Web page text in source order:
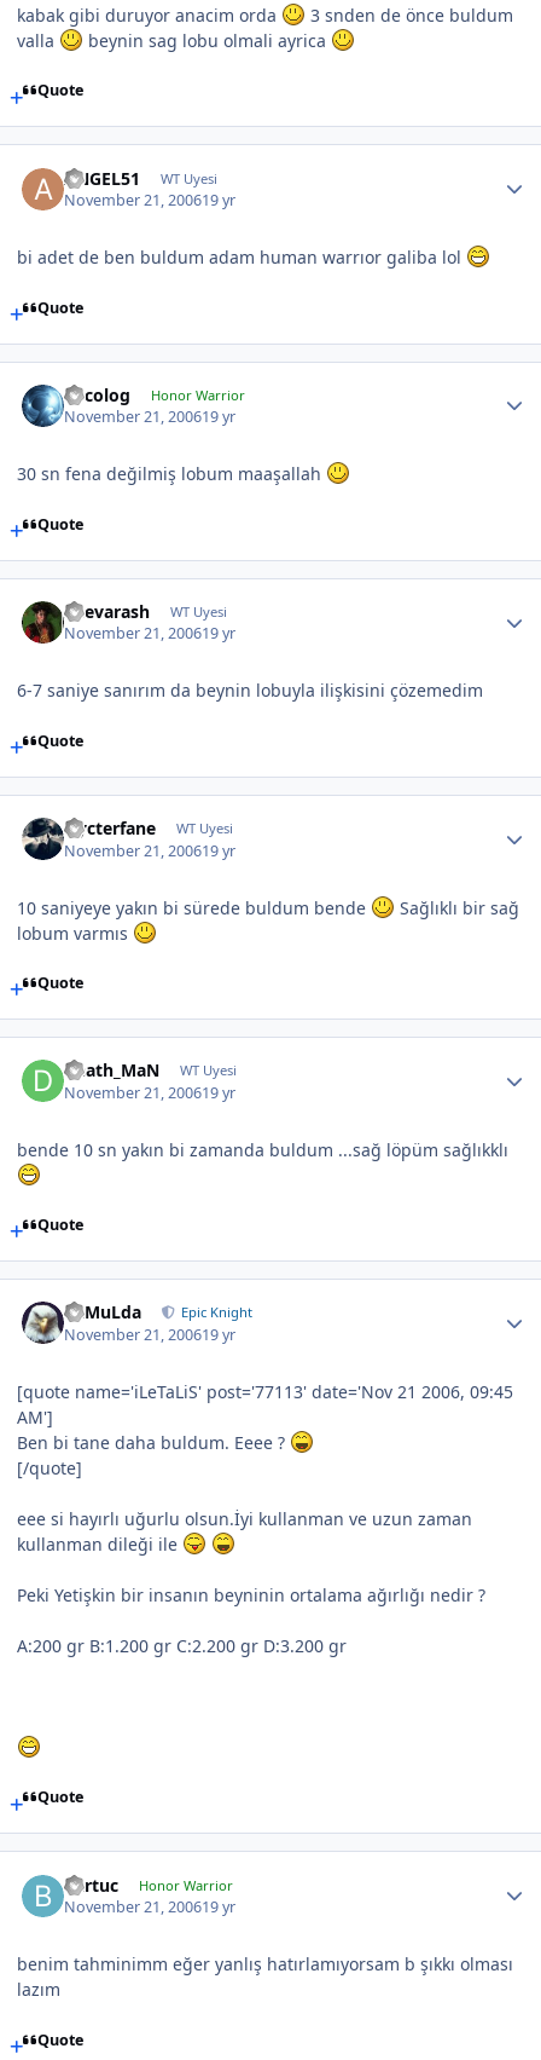
kabak gibi duruyor anacim orda
3 snden de önce buldum
valla
beynin sag lobu olmali ayrica
Quote
ANGEL51 WT Uyesi
November 21, 200619 yr
bi adet de ben buldum adam human warrıor galiba lol
Quote
Orcolog Honor Warrior
November 21, 200619 yr
30 sn fena değilmiş lobum maaşallah
Quote
Shevarash WT Uyesi
November 21, 200619 yr
6-7 saniye sanırım da beynin lobuyla ilişkisini çözemedim
Quote
Nycterfane WT Uyesi
November 21, 200619 yr
10 saniyeye yakın bi sürede buldum bende
Sağlıklı bir sağ
lobum varmıs
Quote
Death_MaN WT Uyesi
November 21, 200619 yr
bende 10 sn yakın bi zamanda buldum ...sağ löpüm sağlıkklı
Quote
RaMuLda Epic Knight
November 21, 200619 yr
[quote name='iLeTaLiS' post='77113' date='Nov 21 2006, 09:45
AM']
Ben bi tane daha buldum. Eeee ?
[/quote]
eee si hayırlı uğurlu olsun.İyi kullanman ve uzun zaman
kullanman dileği ile
Peki Yetişkin bir insanın beyninin ortalama ağırlığı nedir ?
A:200 gr B:1.200 gr C:2.200 gr D:3.200 gr
Quote
Bartuc Honor Warrior
November 21, 200619 yr
benim tahminimm eğer yanlış hatırlamıyorsam b şıkkı olması
lazım
Quote